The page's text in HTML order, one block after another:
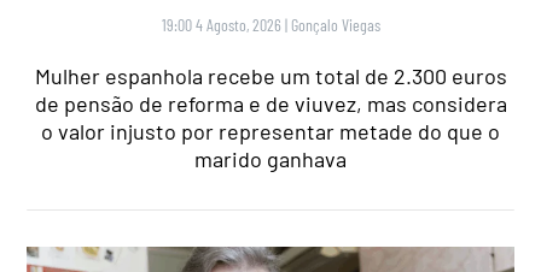
19:00 4 Agosto, 2026 | Gonçalo Viegas
Mulher espanhola recebe um total de 2.300 euros
de pensão de reforma e de viuvez, mas considera
o valor injusto por representar metade do que o
marido ganhava